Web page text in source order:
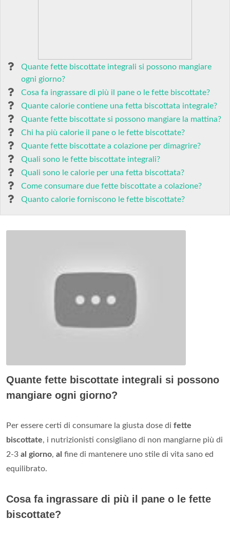
Quante fette biscottate integrali si possono mangiare
ogni giorno?
Cosa fa ingrassare di più il pane o le fette biscottate?
Quante calorie contiene una fetta biscottata integrale?
Quante fette biscottate si possono mangiare la mattina?
Chi ha più calorie il pane o le fette biscottate?
Quante fette biscottate a colazione per dimagrire?
Quali sono le fette biscottate integrali?
Quali sono le calorie per una fetta biscottata?
Come consumare due fette biscottate a colazione?
Quanto calorie forniscono le fette biscottate?
Quante fette biscottate integrali si possono
mangiare ogni giorno?
Per essere certi di consumare la giusta dose di fette
biscottate, i nutrizionisti consigliano di non mangiarne più di
2-3 al giorno, al fine di mantenere uno stile di vita sano ed
equilibrato.
Cosa fa ingrassare di più il pane o le fette
biscottate?